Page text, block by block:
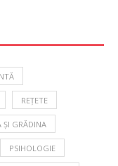
REȚETE
ȘI GRĂDINA
PSIHOLOGIE